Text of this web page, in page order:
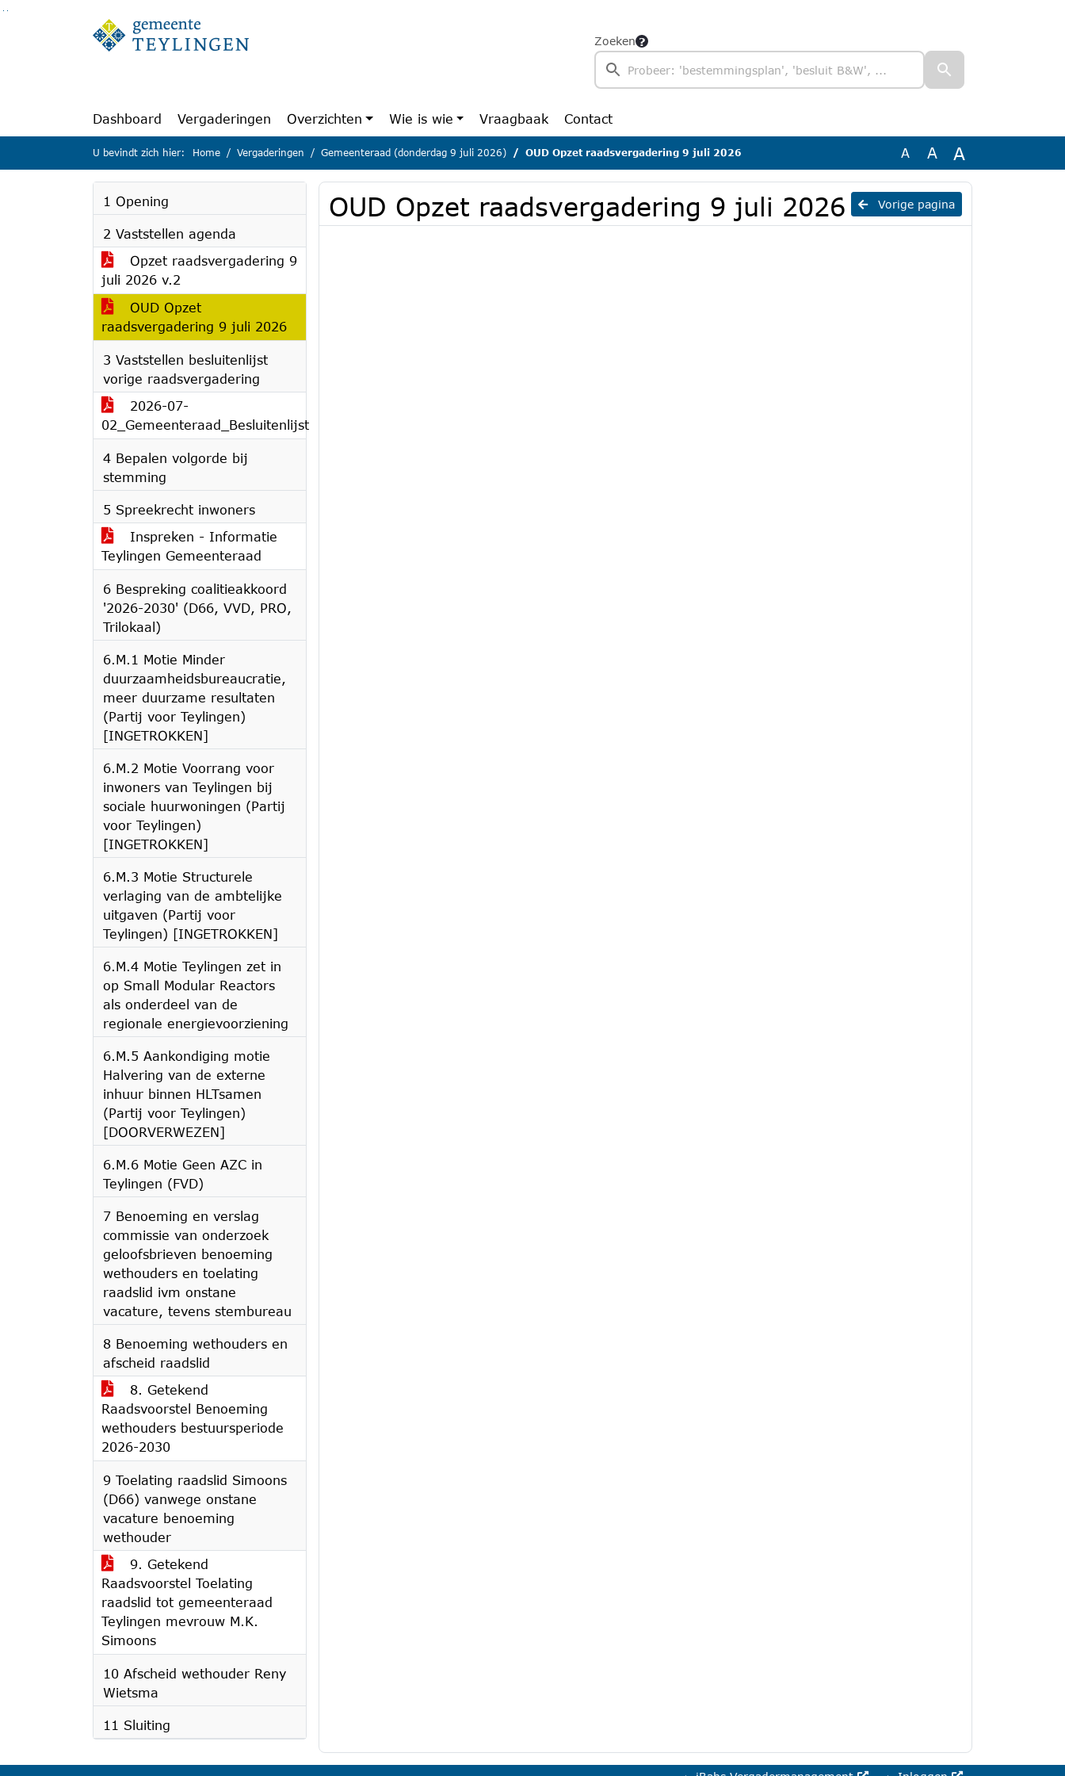
Ga naar de inhoud van deze pagina
Ga naar het zoeken
Ga naar het menu
Zoeken
Dashboard Vergaderingen Overzichten Wie is wie Vraagbaak Contact
U bevindt zich hier: Home Vergaderingen Gemeenteraad (donderdag 9 juli 2026) OUD Opzet raadsvergadering 9 juli 2026 A A A
1 Opening
2 Vaststellen agenda
Opzet raadsvergadering 9
juli 2026 v.2
OUD Opzet
raadsvergadering 9 juli 2026
3 Vaststellen besluitenlijst
vorige raadsvergadering
2026-07-
02_Gemeenteraad_Besluitenlijst
4 Bepalen volgorde bij
stemming
5 Spreekrecht inwoners
Inspreken - Informatie
Teylingen Gemeenteraad
6 Bespreking coalitieakkoord
'2026-2030' (D66, VVD, PRO,
Trilokaal)
6.M.1 Motie Minder
duurzaamheidsbureaucratie,
meer duurzame resultaten
(Partij voor Teylingen)
[INGETROKKEN]
6.M.2 Motie Voorrang voor
inwoners van Teylingen bij
sociale huurwoningen (Partij
voor Teylingen)
[INGETROKKEN]
6.M.3 Motie Structurele
verlaging van de ambtelijke
uitgaven (Partij voor
Teylingen) [INGETROKKEN]
6.M.4 Motie Teylingen zet in
op Small Modular Reactors
als onderdeel van de
regionale energievoorziening
6.M.5 Aankondiging motie
Halvering van de externe
inhuur binnen HLTsamen
(Partij voor Teylingen)
[DOORVERWEZEN]
6.M.6 Motie Geen AZC in
Teylingen (FVD)
7 Benoeming en verslag
commissie van onderzoek
geloofsbrieven benoeming
wethouders en toelating
raadslid ivm onstane
vacature, tevens stembureau
8 Benoeming wethouders en
afscheid raadslid
8. Getekend
Raadsvoorstel Benoeming
wethouders bestuursperiode
2026-2030
9 Toelating raadslid Simoons
(D66) vanwege onstane
vacature benoeming
wethouder
9. Getekend
Raadsvoorstel Toelating
raadslid tot gemeenteraad
Teylingen mevrouw M.K.
Simoons
10 Afscheid wethouder Reny
Wietsma
11 Sluiting
Vorige pagina
OUD Opzet raadsvergadering 9 juli 2026